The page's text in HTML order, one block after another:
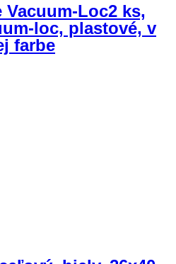
Vacuum-Loc2 ks,
loc, plastové, v
farbe